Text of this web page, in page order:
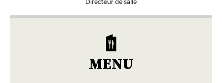
Directeur de salle
MENU